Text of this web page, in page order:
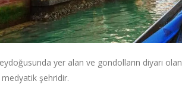
yer alan ve gondolların diyarı
şehridir.